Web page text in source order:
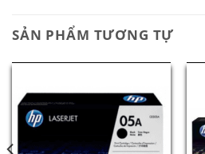
SẢN PHẨM TƯƠNG TỰ